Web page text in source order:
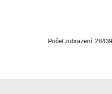
Počet zobrazení: